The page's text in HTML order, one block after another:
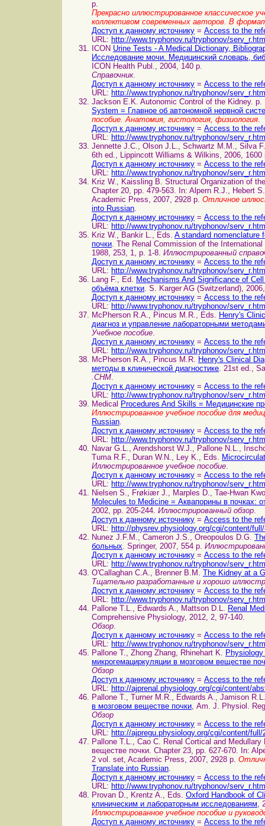
p.
Прекрасно иллюстрированное классическое
коллективом современных авторов. В
Доступ к данному источнику = Access to the
URL: http://www.tryphonov.ru/tryphonov/
ICON Urine Tests - A Medical Dictionary,
Исследование мочи. Медицинский словарь,
ICON Health Publ., 2004, 140 p.
Справочник.
Доступ к данному источнику = Access to the
URL: http://www.tryphonov.ru/tryphonov/
Jackson E.K. Autonomic Control of the Kidney.
System = Главное об автономной нервной
пособие. Анатомия, гистология, физиология.
Доступ к данному источнику = Access to the
URL: http://www.tryphonov.ru/tryphonov/
Jennette J.C., Olson J.L., Schwartz M.M., Silva
6th ed., Lippincott Williams & Wilkins, 2006,
Доступ к данному источнику = Access to the
URL: http://www.tryphonov.ru/tryphonov/
Kriz W., Kaissling B. Structural Organization of
Chapter 20, pp. 479-563. In: Alpern R.J., Hebert
Academic Press, 2007, 2928 p. Отличное
into Russian.
Доступ к данному источнику = Access to the
URL: http://www.tryphonov.ru/tryphonov/
Kriz W., Bankir L., Eds. A standard nomenclature
почки. The Renal Commission of the
1988, 253, 1, p. 1-8. Иллюстрированный
Доступ к данному источнику = Access to the
URL: http://www.tryphonov.ru/tryphonov/
Lang F., Ed. Mechanisms And Significance of
объёма клетки. S. Karger AG (Switzerland),
Доступ к данному источнику = Access to the
URL: http://www.tryphonov.ru/tryphonov/
McPherson R.A., Pincus M.R., Eds. Henry's
диагноз и управление лабораторными
Учебное пособие.
Доступ к данному источнику = Access to the
URL: http://www.tryphonov.ru/tryphonov/
McPherson R.A., Pincus M.R. Henry's Clinical
методы в клинической диагностике. 21st ed.,
.CHM.
Доступ к данному источнику = Access to the
URL: http://www.tryphonov.ru/tryphonov/
Medical Procedures And Skills = Медицинские
Иллюстрированное учебное пособие для
Russian.
Доступ к данному источнику = Access to the
URL: http://www.tryphonov.ru/tryphonov/
Navar G.L., Arendshorst W.J., Pallone N.L.,
Tuma R.F., Duran W.N., Ley K., Eds.
Иллюстрированное учебное пособие.
Доступ к данному источнику = Access to the
URL: http://www.tryphonov.ru/tryphonov/
Nielsen S., Frøkiær J., Marples D., Tae-Hwan
Molecules to Medicine = Аквапорины в почках:
2002, pp. 205-244. Иллюстрированный обзор.
Доступ к данному источнику = Access to the
URL: http://physrev.physiology.org/cgi/content/
Nunez J.F.M., Cameron J.S., Oreopoulos D.G.
больных. Springer, 2007, 554 p.
Доступ к данному источнику = Access to the
URL: http://www.tryphonov.ru/tryphonov/
O'Callaghan C.A., Brenner B.M. The Kidney at a
Тщательно разработанные и хорошо
Доступ к данному источнику = Access to the
URL: http://www.tryphonov.ru/tryphonov/
Pallone T.L., Edwards A., Mattson D.L. Renal
Comprehensive Physiology, 2012, 2, 97-140.
Обзор.
Доступ к данному источнику = Access to the
URL: http://www.tryphonov.ru/tryphonov/
Pallone T., Zhong Zhang, Rhinehart K.
микрогемациркуляции в мозговом веществе
Обзор
Доступ к данному источнику = Access to the
URL: http://ajprenal.physiology.org/cgi/content/
Pallone T., Turner M.R., Edwards A., Jamison
в мозговом веществе почки, Am. J. Physiol.
Обзор
Доступ к данному источнику = Access to the
URL: http://ajpregu.physiology.org/cgi/content/full/
Pallone T.L., Cao C. Renal Cortical and
веществе почки. Chapter 23, pp. 627-670. In:
2 vol. set, Academic Press, 2007, 2928 p.
Translate into Russian.
Доступ к данному источнику = Access to the
URL: http://www.tryphonov.ru/tryphonov/
Provan D., Krentz A., Eds. Oxford Handbook of
клиническим и лабораторным исследованиям,
Иллюстрированное учебное пособие и
Доступ к данному источнику = Access to the